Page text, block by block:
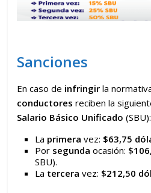
Sanciones
En caso de infringir la
conductores reciben la
Salario Básico Unificado (SBU):
La primera vez: $63,75
Por segunda ocasión:
SBU).
La tercera vez: $212,50